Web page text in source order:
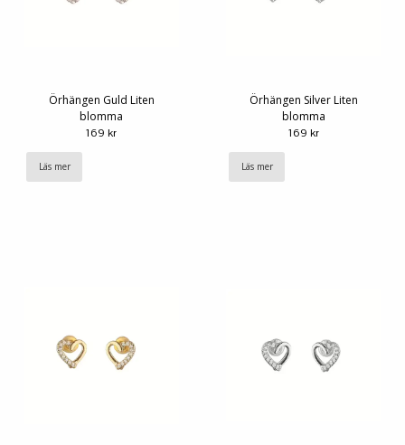
Örhängen Guld Liten
blomma
169 kr
Läs mer
Örhängen Silver Liten
blomma
169 kr
Läs mer